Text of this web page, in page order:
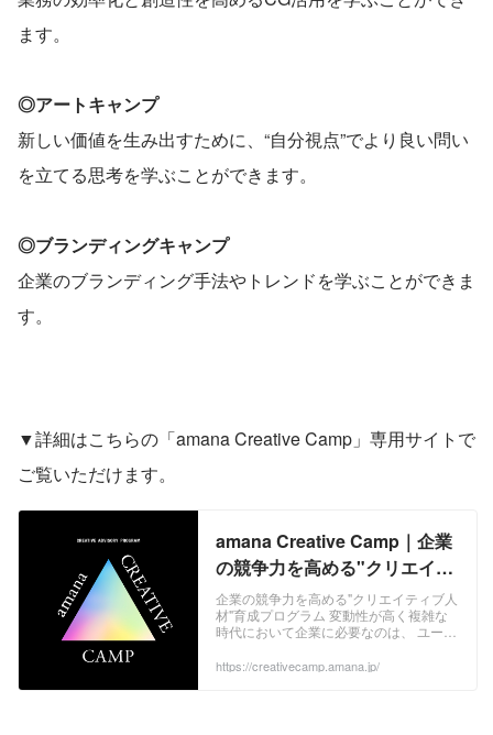
ます。
◎アートキャンプ
新しい価値を生み出すために、“自分視点”でより良い問い
を立てる思考を学ぶことができます。
◎ブランディングキャンプ
企業のブランディング手法やトレンドを学ぶことができま
す。
▼詳細はこちらの「amana Creative Camp」専用サイトで
ご覧いただけます。
amana Creative Camp｜企業
の競争力を高める"クリエイテ
ィブ人材"育成プログラム
企業の競争力を高める"クリエイティブ人
材"育成プログラム 変動性が高く複雑な
時代において企業に必要なのは、 ユーザ
を描き、事業やブランド、サービス、体
https://creativecamp.amana.jp/